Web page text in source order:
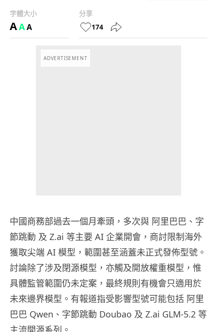
字體大小
AAA
分享
174
ADVERTISEMENT
中國商務部過去一個月牽頭，多次與 阿里巴巴、字
節跳動 及 Z.ai 等主要 AI 企業開會，商討限制海外
獲取尖端 AI 模型，範圍甚至涵蓋未正式發佈型號。
討論除了涉及閉源模型，亦觸及開放權重模型，惟
具體監管範圍仍未定案，最終規則有機會只適用於
未來邊界模型。有報道指受影響型號可能包括 阿里
巴巴 Qwen、字節跳動 Doubao 及 Z.ai GLM-5.2 等